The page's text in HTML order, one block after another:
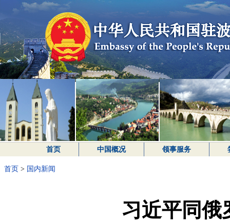
首页 中国概况 领事服务
首页 > 国内新闻
习近平同俄